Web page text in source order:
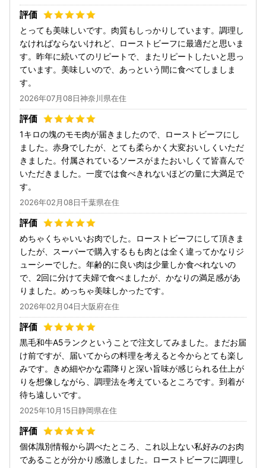
とっても美味しいです。肉質もしっかりしています。調理し
なければならないけれど、ローストビーフに最適だと思いま
す。昨年に続いてのリピートで、またリピートしたいと思っ
ています。美味しいので、あっという間に食べてしましま
す。
2026年07月08日神奈川県在住
1キロの塊のモモ肉が届きましたので、ローストビーフにし
ました。赤身でしたが、とても柔らかく大変おいしくいただ
きました。付属されているソースがまたおいしくて皆喜んで
いただきました。一度では食べきれないほどの量に大満足で
す。
2026年02月08日千葉県在住
めちゃくちゃいいお肉でした。ローストビーフにして頂きま
したが、スーパーで購入するもも肉とは全く違ってかなりジ
ューシーでした。年齢的に良い肉は少量しか食べれないの
で、2回に分けて夫婦で食べましたが、かなりの満足感があ
りました。めっちゃ美味しかったです。
2026年02月04日大阪府在住
黒毛和牛A5ランクということで注文してみました。まだお届
け前ですが、届いてからの料理を考えると今からとても楽し
みです。きめ細やかな霜降りと深い旨味が感じられる仕上が
りを想像しながら、調理法を考えているところです。到着が
待ち遠しいです。
2025年10月15日静岡県在住
個体識別情報から調べたところ、これ以上ない私好みのお肉
であることが分かり感激しました。ローストビーフに調理し